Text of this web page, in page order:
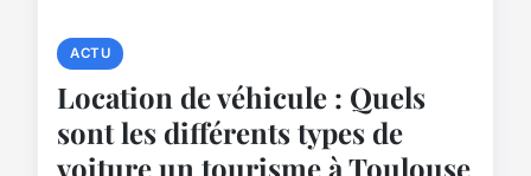
ACTU
Location de véhicule : Quels
sont les différents types de
voiture un tourisme à Toulouse